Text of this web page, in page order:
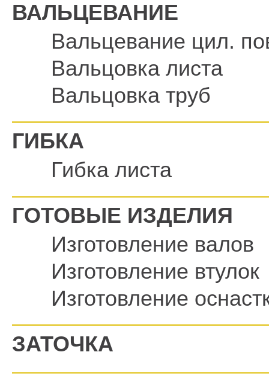
ВАЛЬЦЕВАНИЕ
Вальцевание цил.
Вальцовка листа
Вальцовка труб
ГИБКА
Гибка листа
ГОТОВЫЕ ИЗДЕЛИЯ
Изготовление валов
Изготовление втулок
Изготовление
ЗАТОЧКА